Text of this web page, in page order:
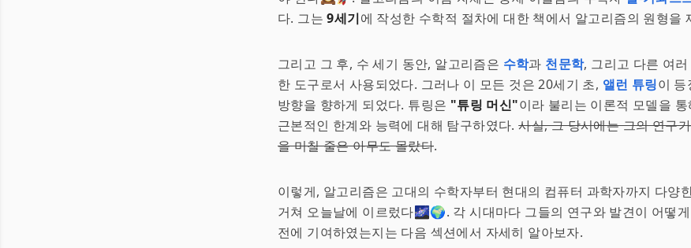
다. 그는9세기에 작성한 수학적 절차에 대한 책에서 알고리즘의 원형을
그리고 그 후, 수 세기 동안, 알고리즘은 수학과 천문학, 그리고 다른 여
한 도구로서 사용되었다. 그러나 이 모든 것은 20세기 초, 앨런 튜링이
방향을 향하게 되었다. 튜링은 "튜링 머신"이라 불리는 이론적 모델을
근본적인 한계와 능력에 대해 탐구하였다.사실, 그 당시에는 그의 연구
을 미칠 줄은 아무도 몰랐다.
이렇게, 알고리즘은 고대의 수학자부터 현대의 컴퓨터 과학자까지 다양
거쳐 오늘날에 이르렀다🌌🌍. 각 시대마다 그들의 연구와 발견이 어떻
전에 기여하였는지는 다음 섹션에서 자세히 알아보자.